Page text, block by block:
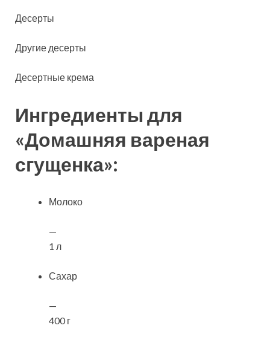
Десерты
Другие десерты
Десертные крема
Ингредиенты для
«Домашняя вареная
сгущенка»:
Молоко
—
1 л
Сахар
—
400 г